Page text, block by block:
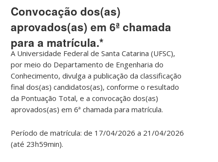
Convocação dos(as)
aprovados(as) em 6ª chamada
para a matrícula.*
A Universidade Federal de Santa Catarina (UFSC),
por meio do Departamento de Engenharia do
Conhecimento, divulga apublicação da classificação
final dos(as) candidatos(as), conforme o resultado
da Pontuação Total, e aconvocação dos(as)
aprovados(as) em 6ª chamada para matrícula.
Período de matrícula: de 17/04/2026 a 21/04/2026
(até 23h59min).